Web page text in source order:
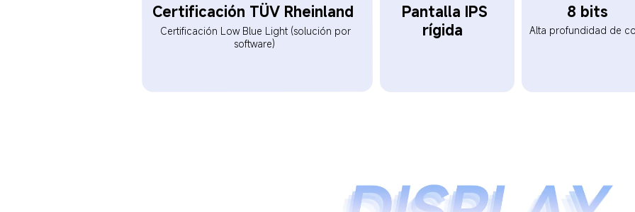
8 bits
Alta profundidad de
Certificación TÜV Rheinland
Certificación Low Blue Light (solución por
software)
Pantalla IPS
rígida